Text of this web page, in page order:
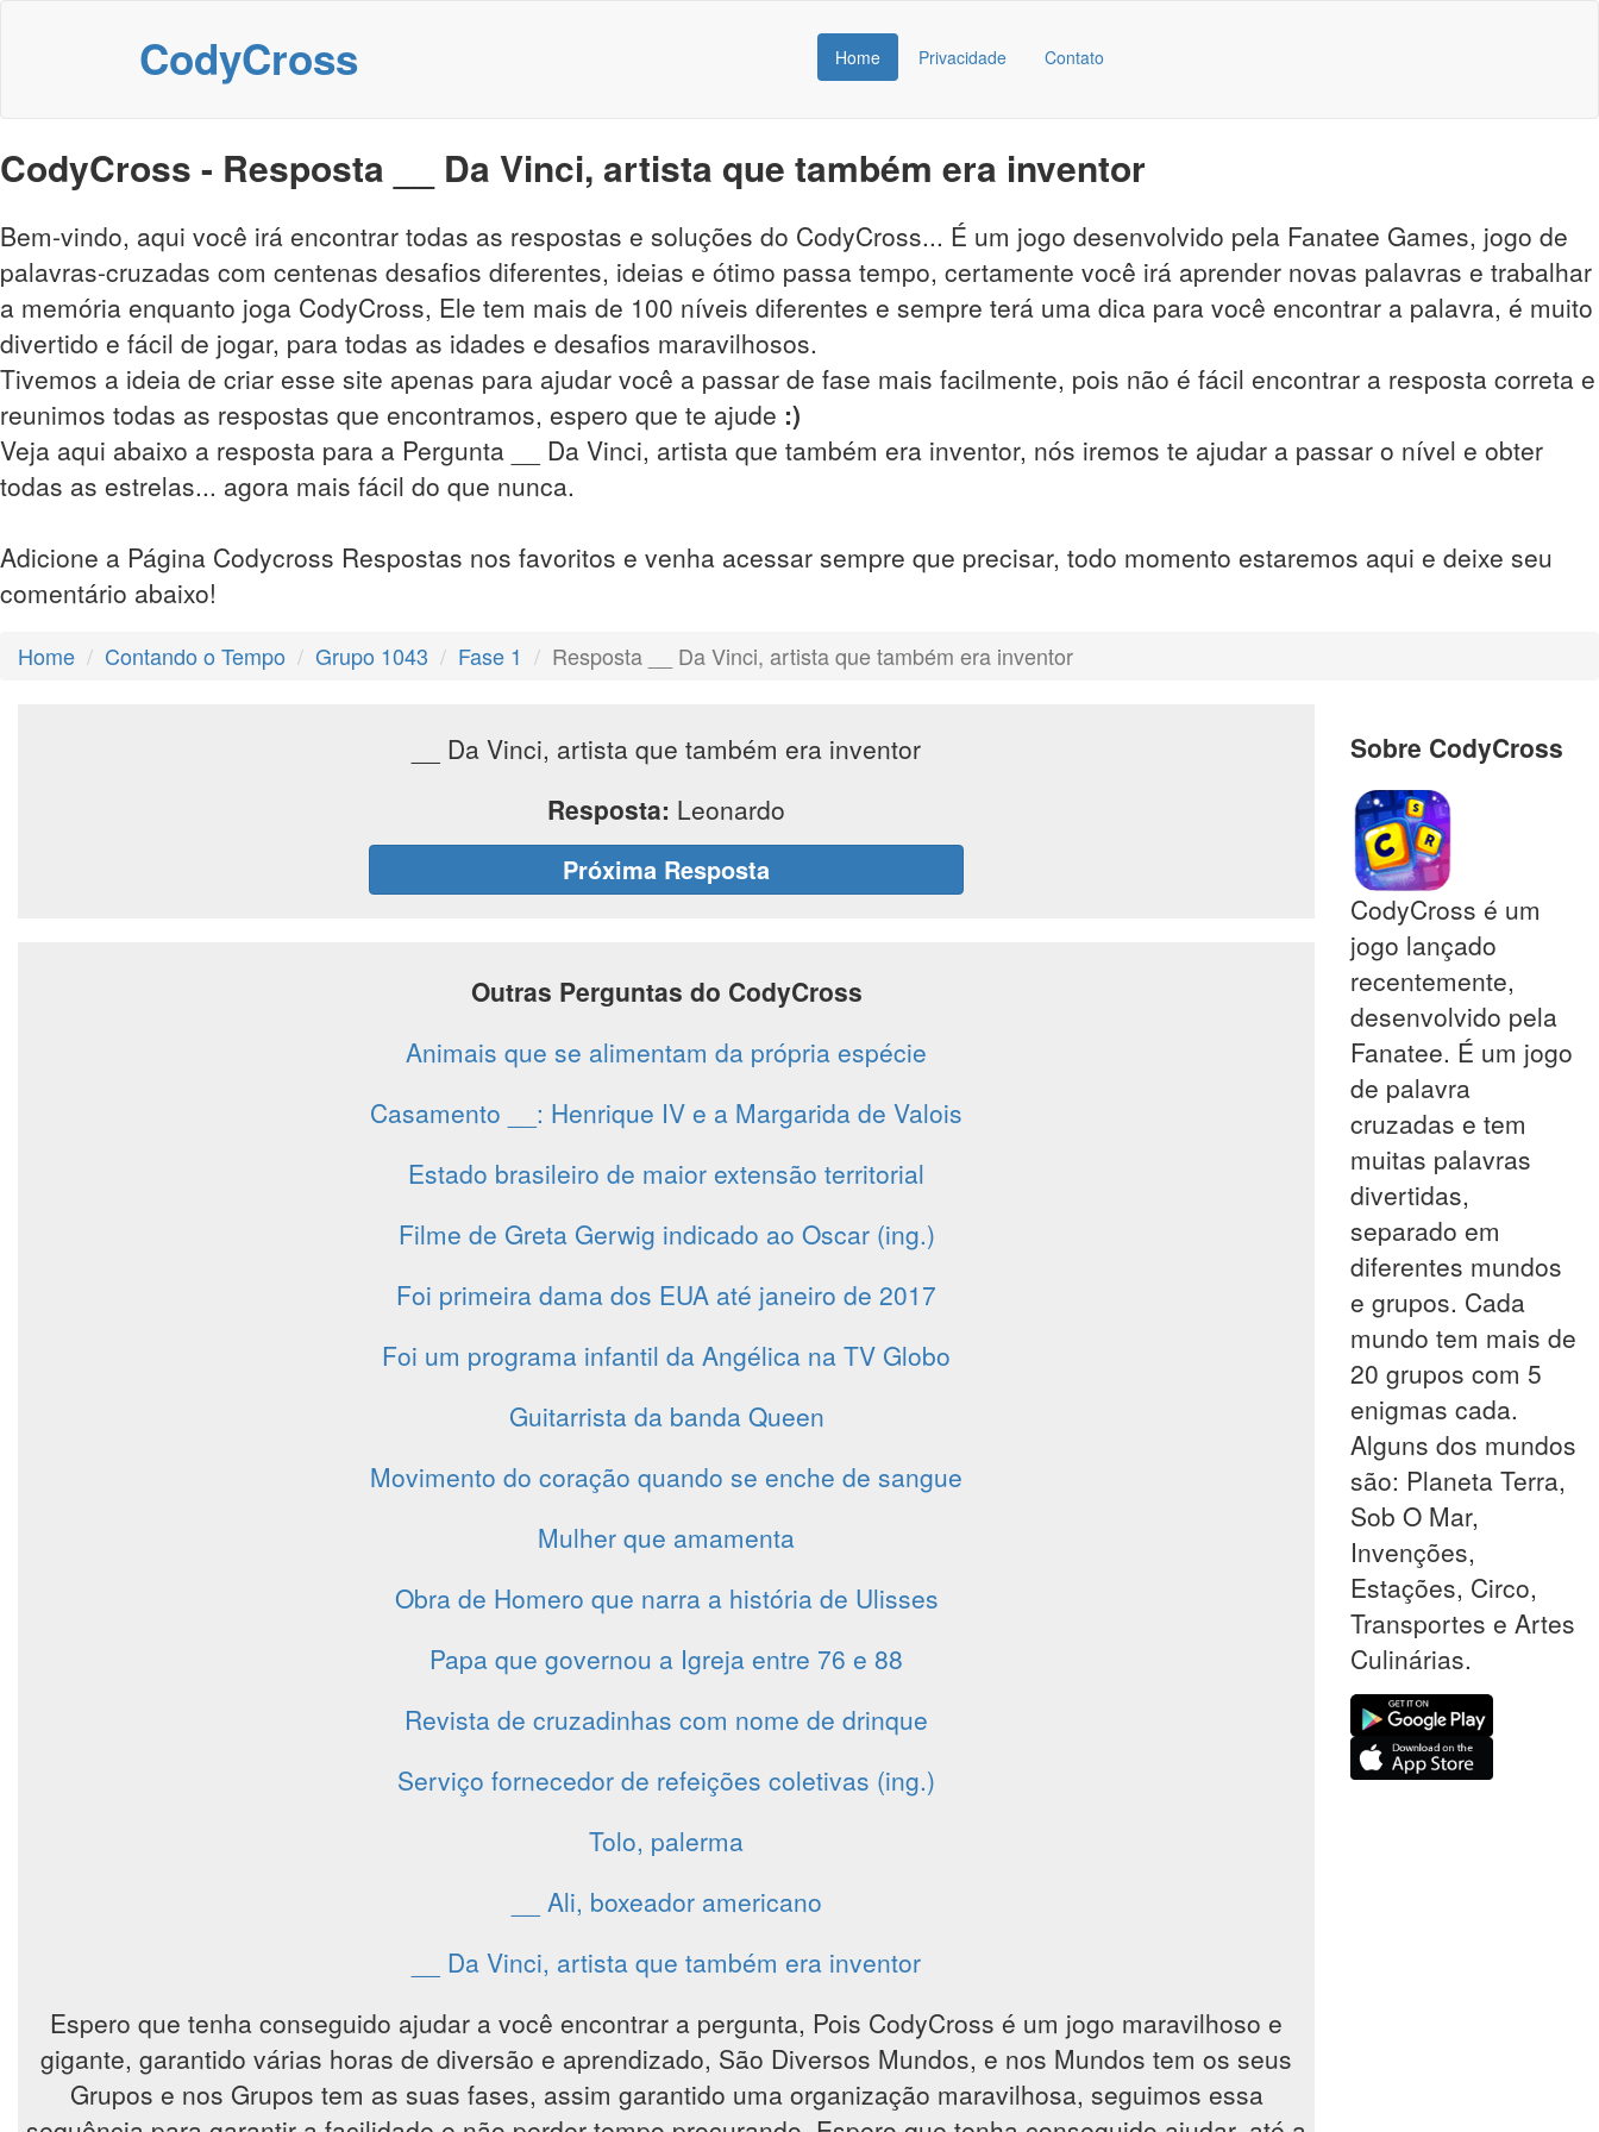
CodyCross Home Privacidade Contato
CodyCross - Resposta __ Da Vinci, artista que também era inventor
Bem-vindo, aqui você irá encontrar todas as respostas e soluções do CodyCross... É um jogo desenvolvido pela Fanatee Games, jogo de
palavras-cruzadas com centenas desafios diferentes, ideias e ótimo passa tempo, certamente você irá aprender novas palavras e trabalhar
a memória enquanto joga CodyCross, Ele tem mais de 100 níveis diferentes e sempre terá uma dica para você encontrar a palavra, é muito
divertido e fácil de jogar, para todas as idades e desafios maravilhosos.
Tivemos a ideia de criar esse site apenas para ajudar você a passar de fase mais facilmente, pois não é fácil encontrar a resposta correta e
reunimos todas as respostas que encontramos, espero que te ajude :)
Veja aqui abaixo a resposta para a Pergunta __ Da Vinci, artista que também era inventor, nós iremos te ajudar a passar o nível e obter
todas as estrelas... agora mais fácil do que nunca.
Adicione a Página Codycross Respostas nos favoritos e venha acessar sempre que precisar, todo momento estaremos aqui e deixe seu
comentário abaixo!
Home Contando o Tempo Grupo 1043 Fase 1 Resposta __ Da Vinci, artista que também era inventor
__ Da Vinci, artista que também era inventor
Resposta: Leonardo
Próxima Resposta
Outras Perguntas do CodyCross
Animais que se alimentam da própria espécie
Casamento __: Henrique IV e a Margarida de Valois
Estado brasileiro de maior extensão territorial
Filme de Greta Gerwig indicado ao Oscar (ing.)
Foi primeira dama dos EUA até janeiro de 2017
Foi um programa infantil da Angélica na TV Globo
Guitarrista da banda Queen
Movimento do coração quando se enche de sangue
Mulher que amamenta
Obra de Homero que narra a história de Ulisses
Papa que governou a Igreja entre 76 e 88
Revista de cruzadinhas com nome de drinque
Serviço fornecedor de refeições coletivas (ing.)
Tolo, palerma
__ Ali, boxeador americano
__ Da Vinci, artista que também era inventor
Espero que tenha conseguido ajudar a você encontrar a pergunta, Pois CodyCross é um jogo maravilhoso e
gigante, garantido várias horas de diversão e aprendizado, São Diversos Mundos, e nos Mundos tem os seus
Grupos e nos Grupos tem as suas fases, assim garantido uma organização maravilhosa, seguimos essa
Sobre CodyCross
CodyCross é um
jogo lançado
recentemente,
desenvolvido pela
Fanatee. É um jogo
de palavra
cruzadas e tem
muitas palavras
divertidas,
separado em
diferentes mundos
e grupos. Cada
mundo tem mais de
20 grupos com 5
enigmas cada.
Alguns dos mundos
são: Planeta Terra,
Sob O Mar,
Invenções,
Estações, Circo,
Transportes e Artes
Culinárias.